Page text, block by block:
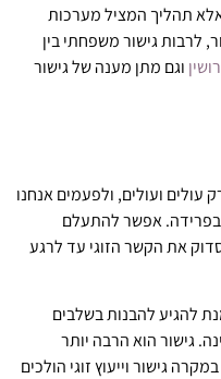
תהליך המציל מערכות
לרבות גישור משפחתי בין
וגם מתן מענה של גישור
עולים ועולים, ולפעמים אנחנו
אפשר להתעלם
את הקשר הזוגי עד לרגע
להגיע להבנות בשלבים
גישור הוא הרבה יותר
גישור וייעוץ זוגי הולכים